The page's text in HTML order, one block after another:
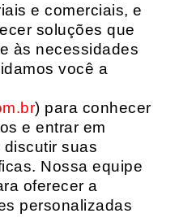
e comerciais, e
soluções que
às necessidades
você a
) para conhecer
e entrar em
suas
Nossa equipe
oferecer a
personalizadas